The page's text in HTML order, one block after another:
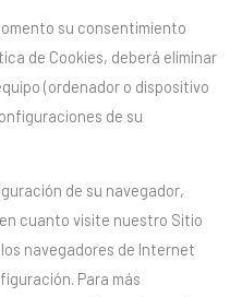
su consentimiento
de Cookies, deberá eliminar
(ordenador o dispositivo
de su
de su navegador,
cuanto visite nuestro Sitio
navegadores de Internet
Para más